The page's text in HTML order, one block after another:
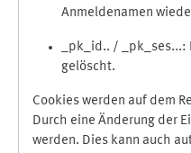
Anmeldenamen
_pk_id.. /
gelöscht.
Cookies werden auf dem
Durch eine Änderung der
werden. Dies kann auch